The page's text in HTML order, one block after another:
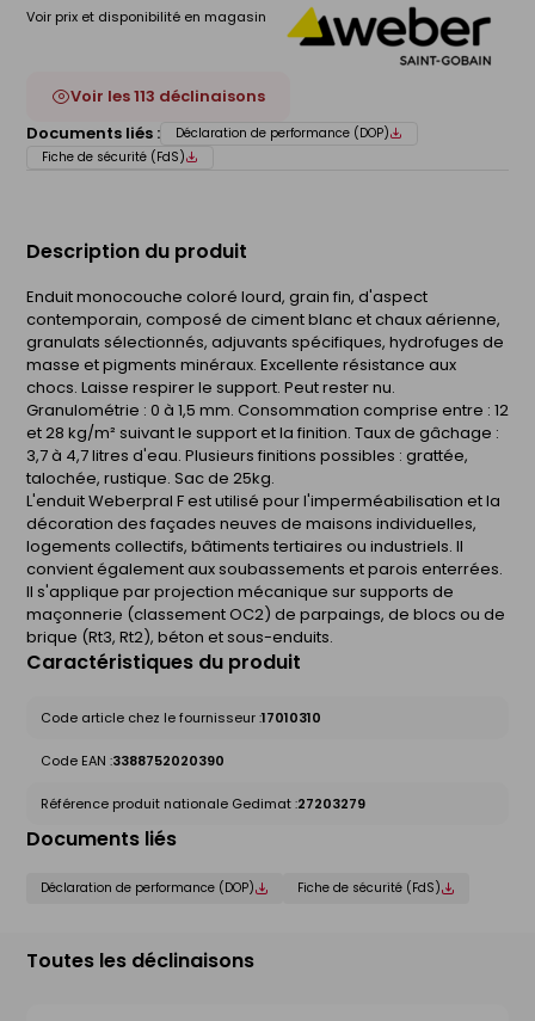
Voir prix et disponibilité en magasin
Voir les 113 déclinaisons
Documents liés :
Déclaration de performance (DOP)
Fiche de sécurité (FdS)
Description du produit
Enduit monocouche coloré lourd, grain fin, d'aspect
contemporain, composé de ciment blanc et chaux aérienne,
granulats sélectionnés, adjuvants spécifiques, hydrofuges de
masse et pigments minéraux. Excellente résistance aux
chocs. Laisse respirer le support. Peut rester nu.
Granulométrie : 0 à 1,5 mm. Consommation comprise entre : 12
et 28 kg/m² suivant le support et la finition. Taux de gâchage :
3,7 à 4,7 litres d'eau. Plusieurs finitions possibles : grattée,
talochée, rustique. Sac de 25kg.
L'enduit Weberpral F est utilisé pour l'imperméabilisation et la
décoration des façades neuves de maisons individuelles,
logements collectifs, bâtiments tertiaires ou industriels. Il
convient également aux soubassements et parois enterrées.
Il s'applique par projection mécanique sur supports de
maçonnerie (classement OC2) de parpaings, de blocs ou de
brique (Rt3, Rt2), béton et sous-enduits.
Caractéristiques du produit
Code article chez le fournisseur :17010310
Code EAN :3388752020390
Référence produit nationale Gedimat :27203279
Documents liés
Déclaration de performance (DOP) Fiche de sécurité (FdS)
Toutes les déclinaisons